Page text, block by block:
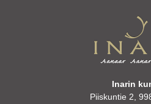
Inarin
Piiskuntie 2,